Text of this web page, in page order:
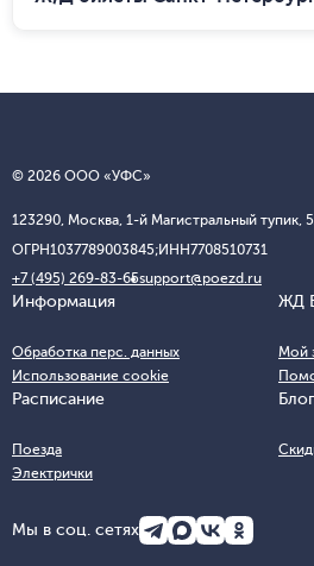
© 2026 ООО «УФС»
123290, Москва, 1-й Магистральный тупик,
ОГРН1037789003845;ИНН7708510731
+7 (495) 269-83-65support@poezd.ru
Информация
Обработка перс. данных
Использование cookie
ЖД
Мой
Расписание
Поезда
Электрички
Блог
Мы в соц. сетях